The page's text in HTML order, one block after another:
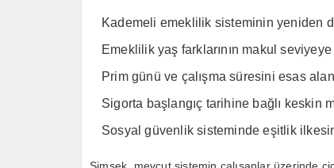
Kademeli emeklilik sisteminin yeniden
Emeklilik yaş farklarının makul
Prim günü ve çalışma süresini esas
Sigorta başlangıç tarihine bağlı keskin
Sosyal güvenlik sisteminde eşitlik